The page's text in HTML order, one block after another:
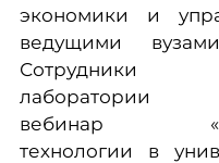
экономики и
ведущими
лаборатории
вебинар
технологии в